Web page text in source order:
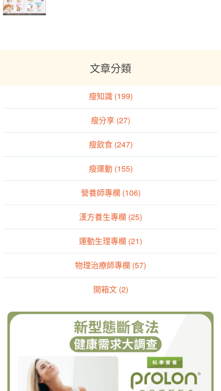
文章分類
瘦知識 (199)
瘦分享 (27)
瘦飲食 (247)
瘦運動 (155)
營養師專欄 (106)
漢方養生專欄 (25)
運動生理專欄 (21)
物理治療師專欄 (57)
開箱文 (2)